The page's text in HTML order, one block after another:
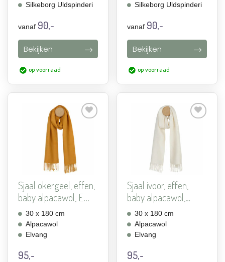
Silkeborg Uldspinderi
vanaf 90,-
Bekijken
op voorraad
Silkeborg Uldspinderi
vanaf 90,-
Bekijken
op voorraad
verlanglijst
toevoegen
Sjaal okergeel, effen,
baby alpacawol, E...
30 x 180 cm
Alpacawol
Elvang
95,-
verlanglijst
Sjaal ivoor, effen,
baby alpacawol,
Elva...
30 x 180 cm
Alpacawol
Elvang
95,-